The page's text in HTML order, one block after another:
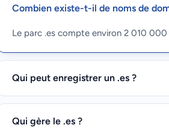
Combien existe-t-il de noms de
Le parc .es compte environ 2 010
Qui peut enregistrer un .es ?
Qui gère le .es ?